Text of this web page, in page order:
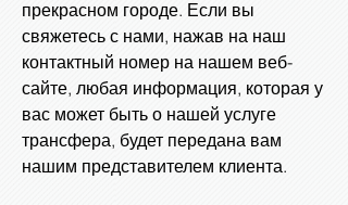
прекрасном городе. Если вы
свяжетесь с нами, нажав на наш
контактный номер на нашем веб-
сайте, любая информация, которая у
вас может быть о нашей услуге
трансфера, будет передана вам
нашим представителем клиента.